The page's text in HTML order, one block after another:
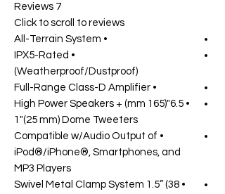
7 Reviews
Click to scroll to reviews
• All-Terrain System
• IPX5-Rated
(Weatherproof/Dustproof)
• Full-Range Class-D Amplifier
• 6.5"(165 mm) High Power Speakers +
1"(25 mm) Dome Tweeters
• Compatible w/Audio Output of
iPod®/iPhone®, Smartphones, and
MP3 Players
• Swivel Metal Clamp System 1.5” (38